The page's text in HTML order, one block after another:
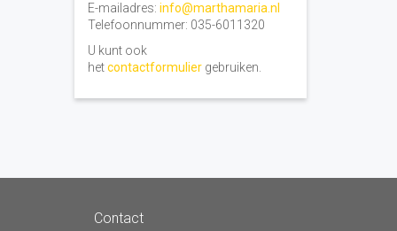
E-mailadres: info@marthamaria.nl
Telefoonnummer: 035-6011320
U kunt ook
hetcontactformuliergebruiken.
Contact